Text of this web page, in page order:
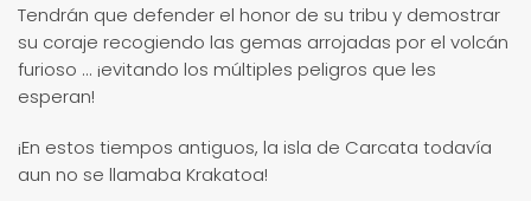
Tendrán que defender el honor de su tribu y demostrar
su coraje recogiendo las gemas arrojadas por el volcán
furioso ... ¡evitando los múltiples peligros que les
esperan!
¡En estos tiempos antiguos, la isla de Carcata todavía
aun no se llamaba Krakatoa!